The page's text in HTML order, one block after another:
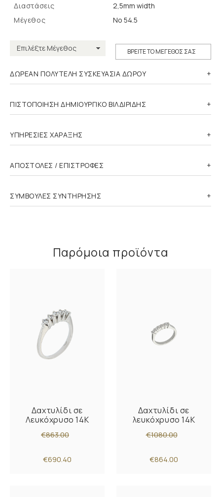
Διαστάσεις
2,5mm width
Μέγεθος
Νο 54.5
ΒΡΕΙΤΕ ΤΟ ΜΕΓΕΘΟΣ ΣΑΣ
ΔΩΡΕΑΝ ΠΟΛΥΤΕΛΗ ΣΥΣΚΕΥΑΣΙΑ ΔΩΡΟΥ
ΠΙΣΤΟΠΟΙΗΣΗ ΔΗΜΙΟΥΡΓΙΚΟ ΒΙΛΔΙΡΙΔΗΣ
ΥΠΗΡΕΣΙΕΣ ΧΑΡΑΞΗΣ
ΑΠΟΣΤΟΛΕΣ / ΕΠΙΣΤΡΟΦΕΣ
ΣΥΜΒΟΥΛΕΣ ΣΥΝΤΗΡΗΣΗΣ
Παρόμοια προϊόντα
Δαχτυλίδι σε
Λευκόχρυσο 14K
€863.00
€690.40
Δαχτυλίδι σε
λευκόχρυσο 14K
€1080.00
€864.00